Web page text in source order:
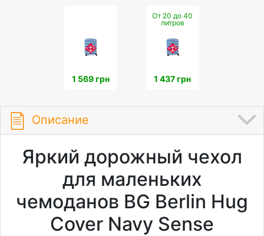
1 569 грн
От 20 до 40
литров
1 437 грн
Описание
Яркий дорожный чехол
для маленьких
чемоданов BG Berlin Hug
Cover Navy Sense